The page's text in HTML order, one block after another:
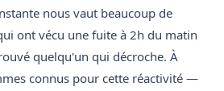
nous vaut beaucoup de
ont vécu une fuite à 2h du matin
quelqu'un qui décroche. À
connus pour cette réactivité —